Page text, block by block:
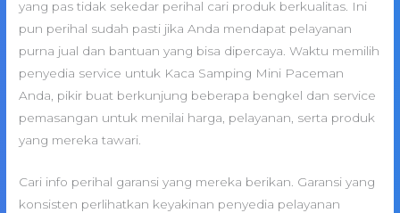
yang pas tidak sekedar perihal cari produk berkualitas. Ini
pun perihal sudah pasti jika Anda mendapat pelayanan
purna jual dan bantuan yang bisa dipercaya. Waktu memilih
penyedia service untuk Kaca Samping Mini Paceman
Anda, pikir buat berkunjung beberapa bengkel dan service
pemasangan untuk menilai harga, pelayanan, serta produk
yang mereka tawari.
Cari info perihal garansi yang mereka berikan. Garansi yang
konsisten perlihatkan keyakinan penyedia pelayanan